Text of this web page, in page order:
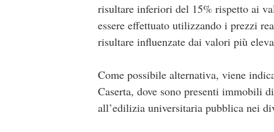
risultare inferiori del 15% rispetto ai
essere effettuato utilizzando i prezzi
risultare influenzate dai valori più
Come possibile alternativa, viene
Caserta, dove sono presenti immobili
all’edilizia universitaria pubblica nei